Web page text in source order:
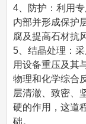
4、防护：利用
内部并形成保护
腐及提高石材抗
5、结晶处理：
用设备重压及其
物理和化学综合
层清澈、致密、
硬的作用，这道
础。